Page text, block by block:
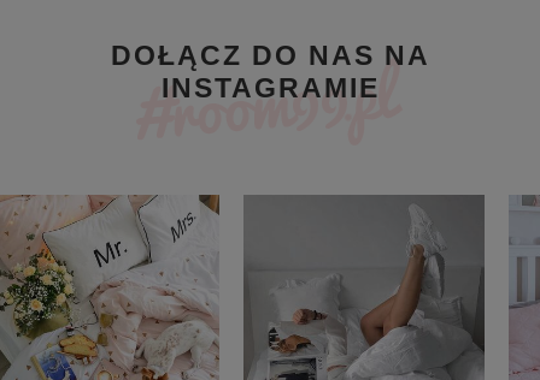
DOŁĄCZ DO NAS NA
INSTAGRAMIE